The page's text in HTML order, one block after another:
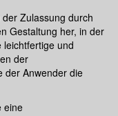
Zulassung durch
Gestaltung her, in der
leichtfertige und
der
der Anwender die
eine